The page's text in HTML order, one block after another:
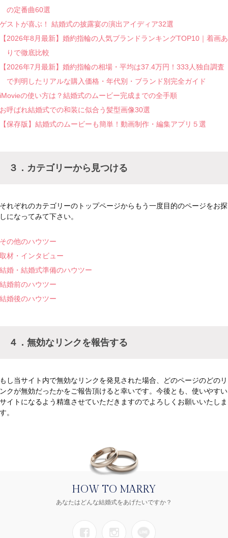
の定番曲60選
ゲストが喜ぶ！ 結婚式の披露宴の演出アイディア32選
【2026年8月最新】婚約指輪の人気ブランドランキングTOP10｜着画あ
りで徹底比較
【2026年7月最新】婚約指輪の相場・平均は37.4万円！333人独自調査
で判明したリアルな購入価格・年代別・ブランド別完全ガイド
iMovieの使い方は？結婚式のムービー完成までの全手順
お呼ばれ結婚式での和装に似合う髪型画像30選
【保存版】結婚式のムービーも簡単！動画制作・編集アプリ５選
３．カテゴリーから見つける
それぞれのカテゴリーのトップページからもう一度目的のページをお探
しになってみて下さい。
その他のハウツー
取材・インタビュー
結婚・結婚式準備のハウツー
結婚前のハウツー
結婚後のハウツー
４．無効なリンクを報告する
もし当サイト内で無効なリンクを発見された場合、どのページのどのリ
ンクが無効だったかをご報告頂けると幸いです。今後とも、使いやすい
サイトになるよう精進させていただきますのでよろしくお願いいたしま
す。
HOW TO MARRY
あなたはどんな結婚式をあげたいですか？